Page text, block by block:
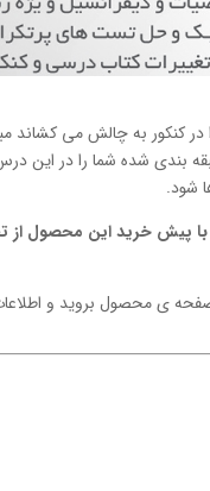
کنکور به چالش می کشاند
بندی شده شما را در این
شود.
ی محصول بروید و